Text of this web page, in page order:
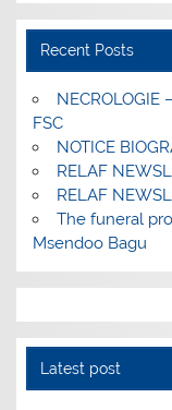
Recent Posts
NECROLOGIE
FSC
NOTICE
RELAF
RELAF
The funeral
Msendoo Bagu
Latest post